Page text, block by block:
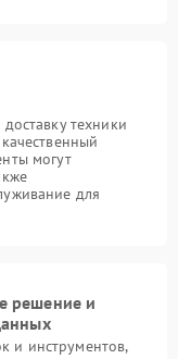
техники
могут
для
решение и
и инструментов,